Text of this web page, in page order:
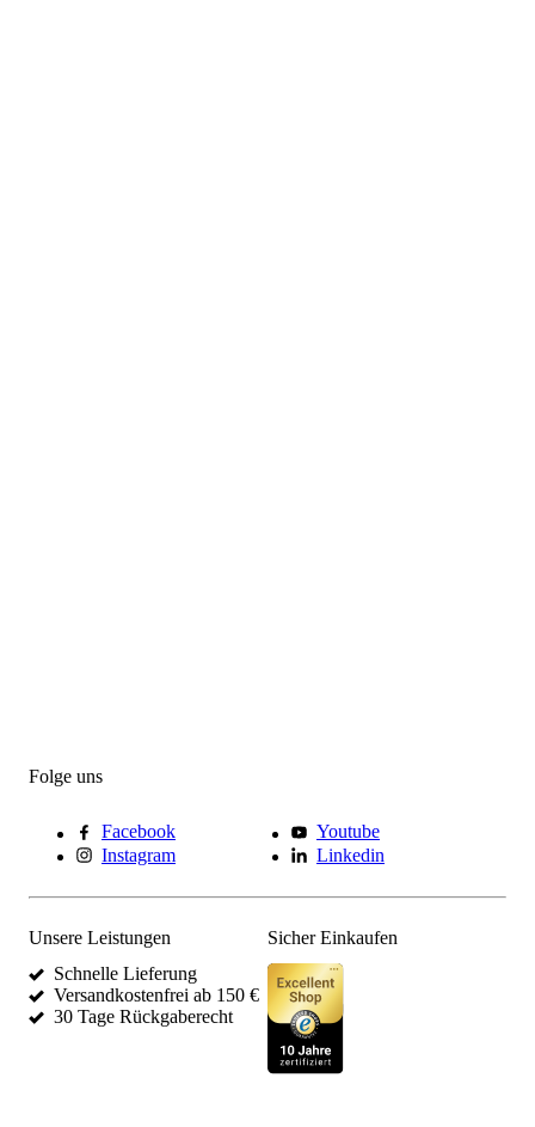
Folge uns
Facebook
Youtube
Instagram
Linkedin
Unsere Leistungen
Schnelle Lieferung
Versandkostenfrei ab 150 €
30 Tage Rückgaberecht
Sicher Einkaufen